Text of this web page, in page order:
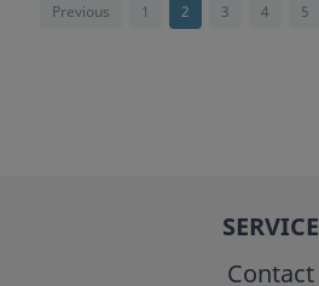
Previous 1 2 3 4 5
SERVICE
Contact